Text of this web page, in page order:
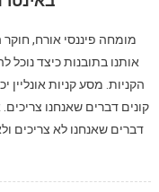
מומחה פיננסי אורח,
אותנו בתובנות כיצד
הקניות. מסע קניות אונליין
קונים דברים שאנחנו צריכים.
דברים שאנחנו לא צריכים